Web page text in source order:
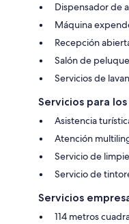
Dispensador de
Máquina
Recepción
Salón de
Servicios de
Servicios para
Asistencia
Atención
Servicio de
Servicio de
Servicios
114 metros